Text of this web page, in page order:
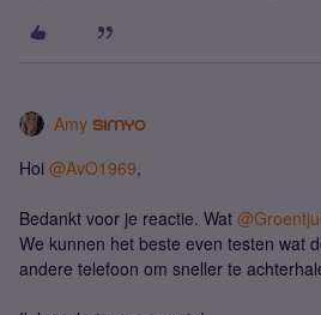
Amy
Hoi @AvO1969,
Bedankt voor je reactie. Wat
We kunnen het beste even testen wat
andere telefoon om sneller te